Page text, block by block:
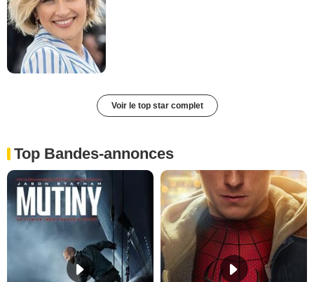
Voir le top star complet
Top Bandes-annonces